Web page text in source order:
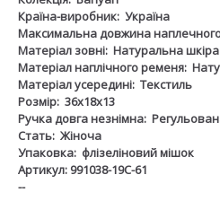
Країна-виробник: Україна
Максимальна довжина
Матеріал зовні: Натуральна шкіра
Матеріал наплічного ременя:
Матеріал усередині: Текстиль
Розмір: 36х18х13
Ручка довга незнімна:
Стать: Жіноча
Упаковка: флізеліновий мішок
Артикул: 991038-19С-61
--